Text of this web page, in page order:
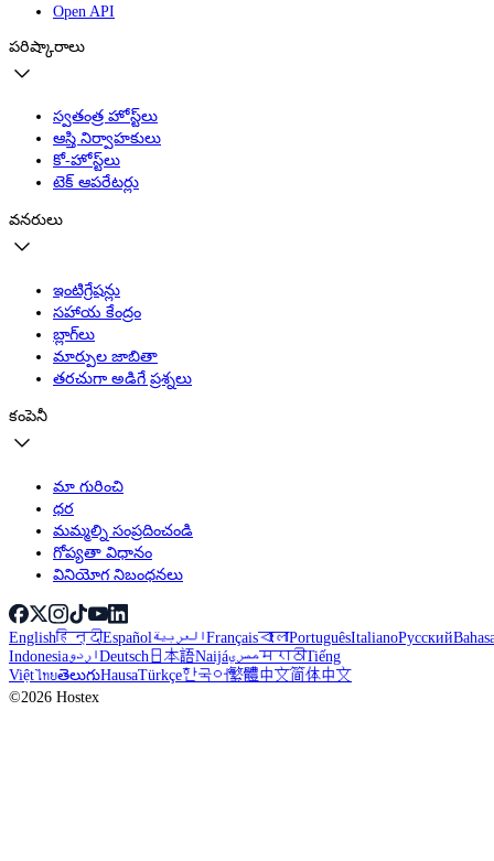
Open API
పరిష్కారాలు
స్వతంత్ర హోస్ట్‌లు
ఆస్తి నిర్వాహకులు
కో-హోస్ట్‌లు
టెక్ ఆపరేటర్లు
వనరులు
ఇంటిగ్రేషన్లు
సహాయ కేంద్రం
బ్లాగ్‌లు
మార్పుల జాబితా
తరచుగా అడిగే ప్రశ్నలు
కంపెనీ
మా గురించి
ధర
మమ్మల్ని సంప్రదించండి
గోప్యతా విధానం
వినియోగ నిబంధనలు
Englishहिन्दीEspañolالعربيةFrançaisবাংলাPortuguêsItalianoРусский
IndonesiaاردوDeutsch 日本語NaijáمصريमराठीTiếng
ViệtไทยతెలుగుHausaTürkçe한국어繁體中文简体中文
©2026 Hostex